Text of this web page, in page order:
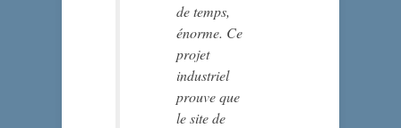
de temps,
énorme. Ce
projet
industriel
prouve que
le site de